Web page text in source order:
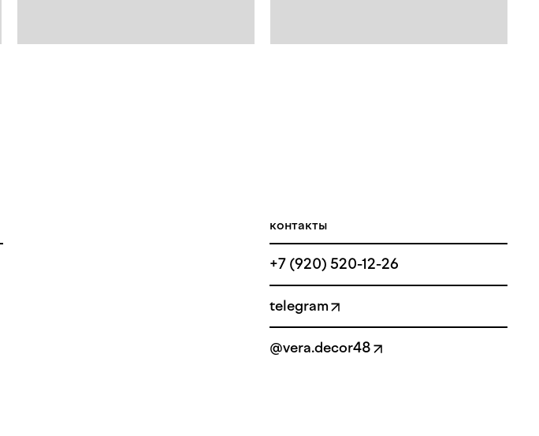
контакты
+7 (920) 520-12-26
telegram
@vera.decor48